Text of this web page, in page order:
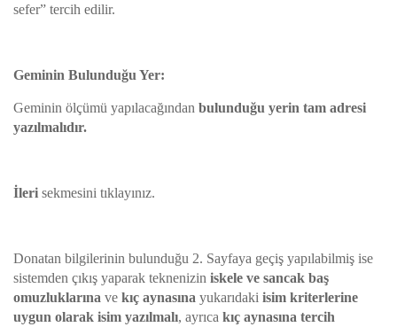
sefer” tercih edilir.
Geminin Bulunduğu Yer:
Geminin ölçümü yapılacağından bulunduğu yerin tam adresi
yazılmalıdır.
İleri sekmesini tıklayınız.
Donatan bilgilerinin bulunduğu 2. Sayfaya geçiş yapılabilmiş ise
sistemden çıkış yaparak teknenizin iskele ve sancak baş
omuzluklarına ve kıç aynasına yukarıdaki isim kriterlerine
uygun olarak isim yazılmalı, ayrıca kıç aynasına tercih